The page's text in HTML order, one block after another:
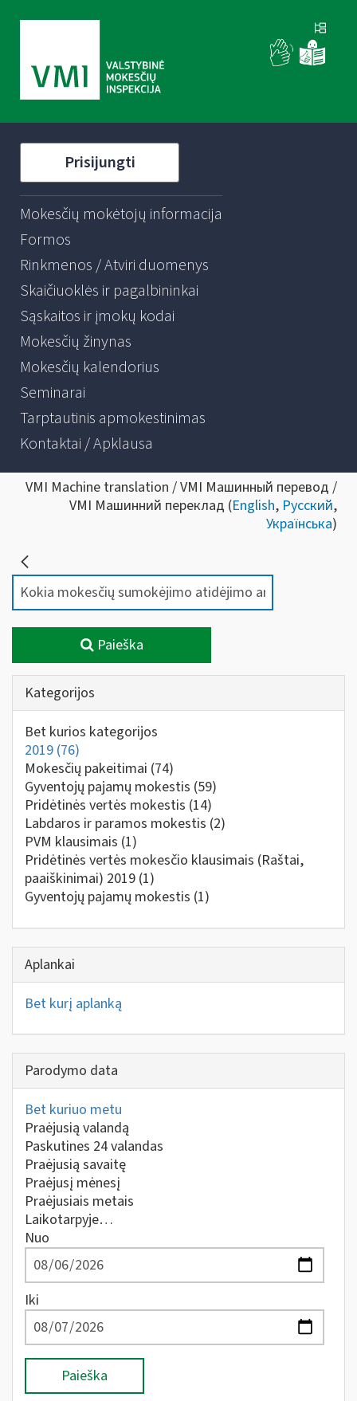
Prisijungti
Mokesčių mokėtojų informacija
Formos
Rinkmenos / Atviri duomenys
Skaičiuoklės ir pagalbininkai
Sąskaitos ir įmokų kodai
Mokesčių žinynas
Mokesčių kalendorius
Seminarai
Tarptautinis apmokestinimas
Kontaktai / Apklausa
VMI Machine translation / VMI Машинный перевод /
VMI Машинний переклад (English, Русский,
Українська)
Paieška
Kategorijos
Bet kurios kategorijos
2019 (76)
Mokesčių pakeitimai (74)
Gyventojų pajamų mokestis (59)
Pridėtinės vertės mokestis (14)
Labdaros ir paramos mokestis (2)
PVM klausimais (1)
Pridėtinės vertės mokesčio klausimais (Raštai,
paaiškinimai) 2019 (1)
Gyventojų pajamų mokestis (1)
Aplankai
Bet kurį aplanką
Parodymo data
Bet kuriuo metu
Praėjusią valandą
Paskutines 24 valandas
Praėjusią savaitę
Praėjusį mėnesį
Praėjusiais metais
Laikotarpyje…
Nuo
Iki
Paieška